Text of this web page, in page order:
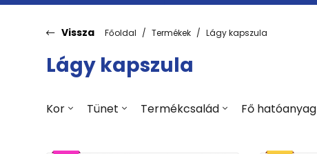
Vissza Főoldal Termékek Lágy kapszula
Lágy kapszula
Kor Tünet Termékcsalád Fő hatóanyag